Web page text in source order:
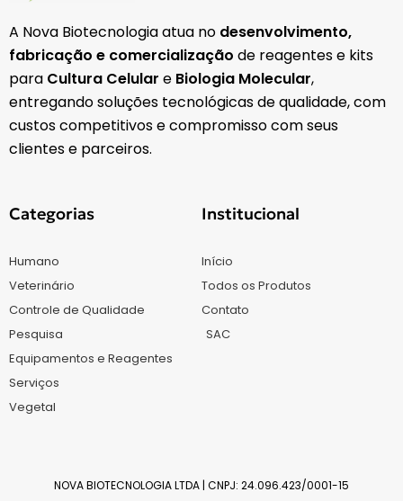
A Nova Biotecnologia atua no desenvolvimento,
fabricação e comercialização de reagentes e kits
para Cultura Celular e Biologia Molecular,
entregando soluções tecnológicas de qualidade, com
custos competitivos e compromisso com seus
clientes e parceiros.
Categorias
Humano
Veterinário
Controle de Qualidade
Pesquisa
Equipamentos e Reagentes
Serviços
Vegetal
Institucional
Início
Todos os Produtos
Contato
SAC
NOVA BIOTECNOLOGIA LTDA | CNPJ: 24.096.423/0001-15